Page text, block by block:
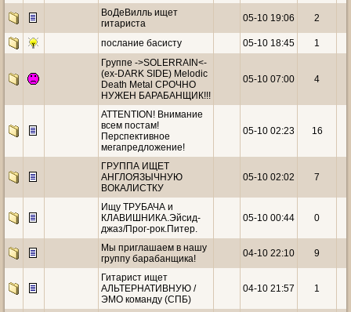
ВоДеВилль ищет
гитариста
05-10 19:06 2
послание басисту 05-10 18:45 1
Группе ->SOLERRAIN<-
(ex-DARK SIDE) Melodic
Death Metal СРОЧНО
НУЖЕН БАРАБАНЩИК!!!
05-10 07:00 4
ATTENTION! Внимание
всем постам!
Перспективное
мегапредложение!
05-10 02:23 16
ГРУППА ИЩЕТ
АНГЛОЯЗЫЧНУЮ
ВОКАЛИСТКУ
05-10 02:02 7
Ищу ТРУБАЧА и
КЛАВИШНИКА.Эйсид-
джаз/Прог-рок.Питер.
05-10 00:44 0
Мы приглашаем в нашу
группу барабанщика!
04-10 22:10 9
Гитарист ищет
АЛЬТЕРНАТИВНУЮ /
ЭМО команду (СПБ)
04-10 21:57 1